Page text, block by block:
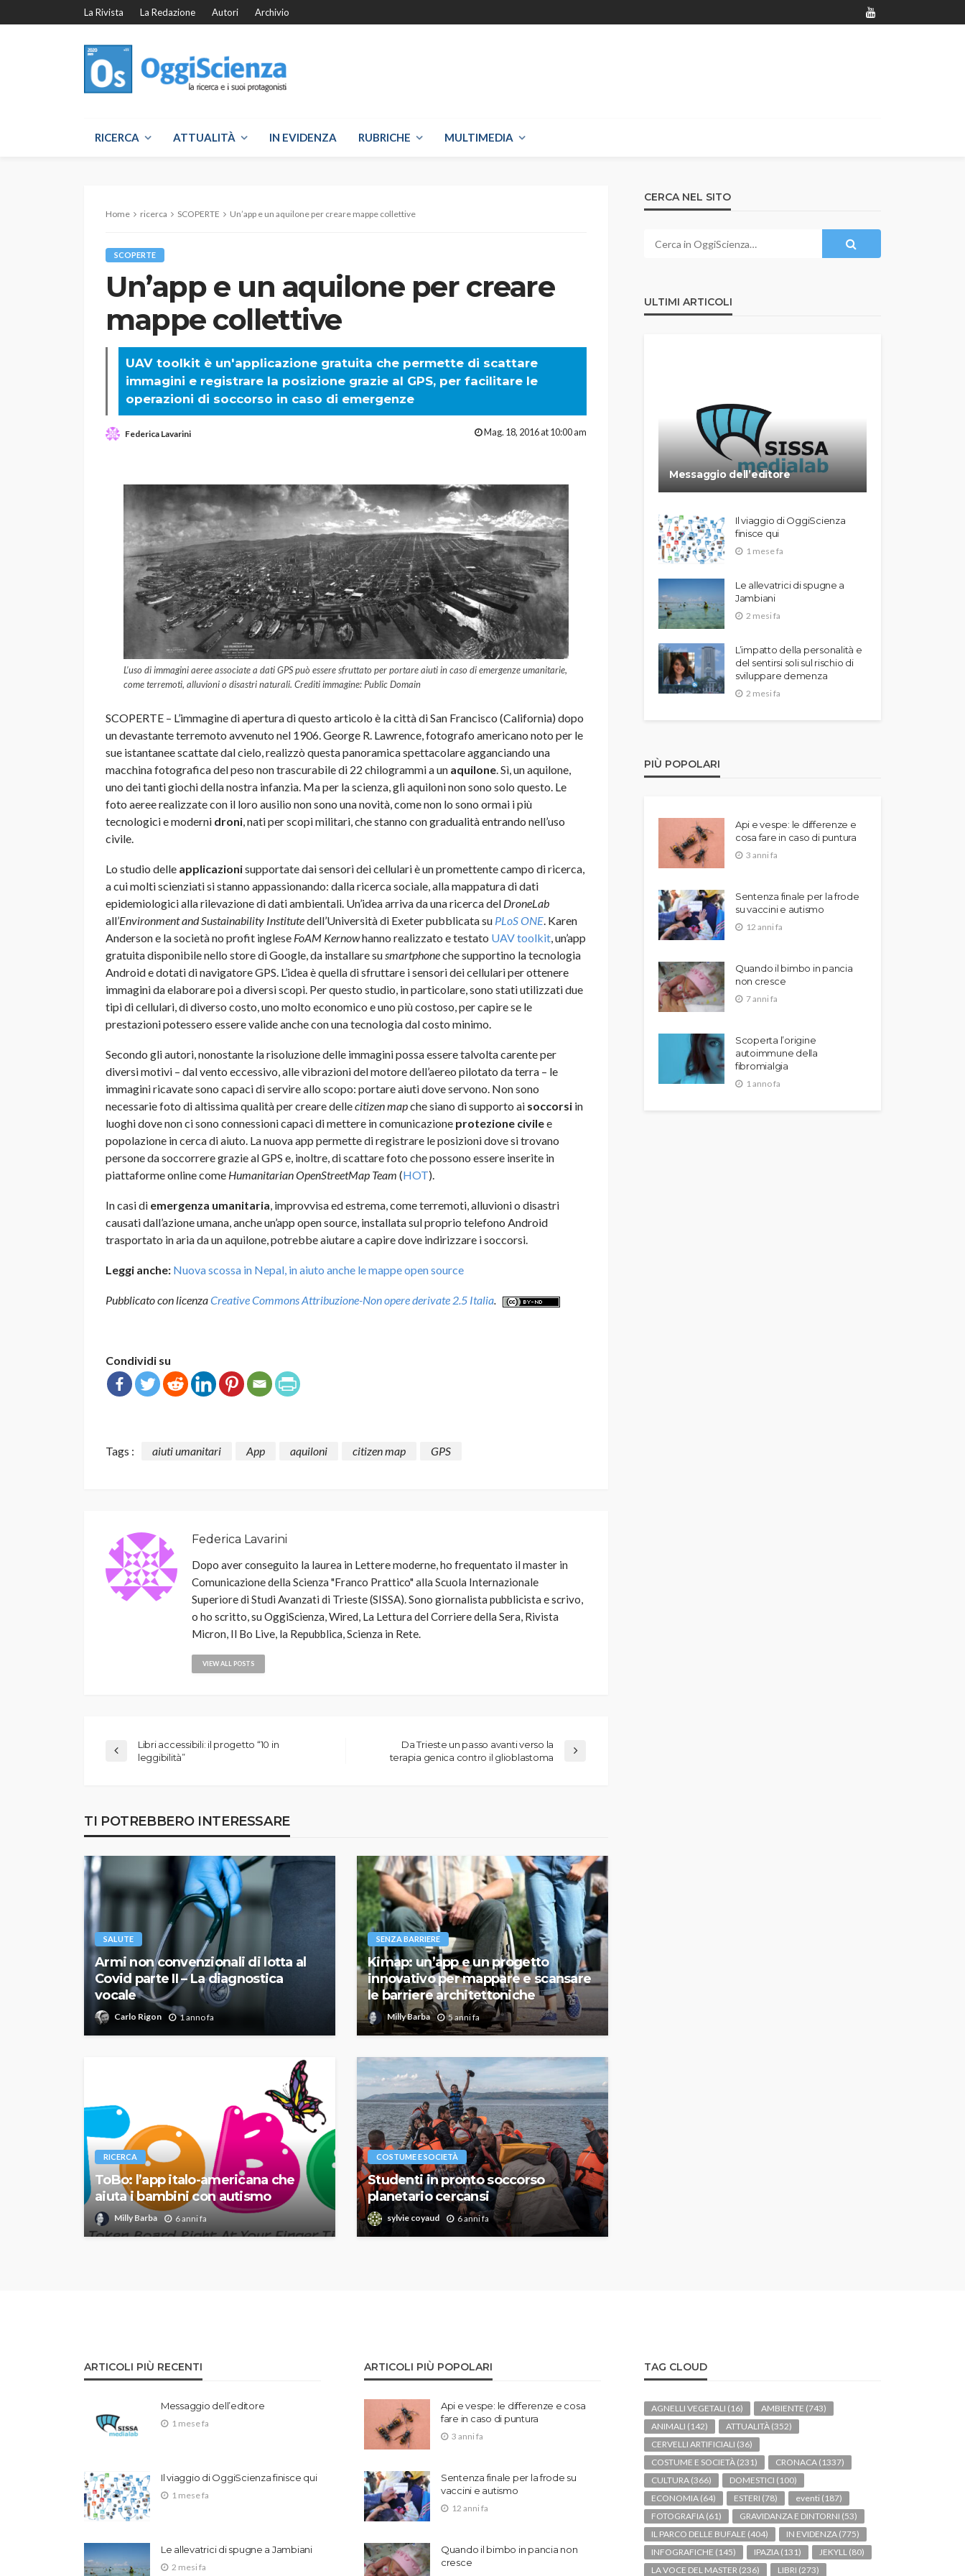
La Rivista La Redazione Autori Archivio
RICERCA ATTUALITÀ IN EVIDENZA RUBRICHE MULTIMEDIA
Home ricerca SCOPERTE Un’app e un aquilone per creare mappe collettive
SCOPERTE
Un’app e un aquilone per creare
mappe collettive
UAV toolkit è un'applicazione gratuita che permette di scattare
immagini e registrare la posizione grazie al GPS, per facilitare le
operazioni di soccorso in caso di emergenze
Federica Lavarini Mag. 18, 2016 at 10:00 am
L’uso di immagini aeree associate a dati GPS può essere sfruttato per portare aiuti in caso di emergenze umanitarie,
come terremoti, alluvioni o disastri naturali. Crediti immagine: Public Domain
SCOPERTE – L’immagine di apertura di questo articolo è la città di San Francisco (California) dopo
un devastante terremoto avvenuto nel 1906. George R. Lawrence, fotografo americano noto per le
sue istantanee scattate dal cielo, realizzò questa panoramica spettacolare agganciando una
macchina fotografica del peso non trascurabile di 22 chilogrammi a un aquilone. Sì, un aquilone,
uno dei tanti giochi della nostra infanzia. Ma per la scienza, gli aquiloni non sono solo questo. Le
foto aeree realizzate con il loro ausilio non sono una novità, come non lo sono ormai i più
tecnologici e moderni droni, nati per scopi militari, che stanno con gradualità entrando nell’uso
civile.
Lo studio delle applicazionisupportate dai sensori dei cellulari è un promettente campo di ricerca,
a cui molti scienziati si stanno appassionando: dalla ricerca sociale, alla mappatura di dati
epidemiologici alla rilevazione di dati ambientali. Un’idea arriva da una ricerca del DroneLab
all’Environment and Sustainability Institutedell’Università di Exeter pubblicata su PLoS ONE. Karen
Anderson e la società no profit inglese FoAM Kernowhanno realizzato e testato UAV toolkit, un’app
gratuita disponibile nello store di Google, da installare susmartphoneche supportino la tecnologia
Android e dotati di navigatore GPS. L’idea è quella di sfruttare i sensori dei cellulari per ottenere
immagini da elaborare poi a diversi scopi. Per questo studio, in particolare, sono stati utilizzati due
tipi di cellulari, di diverso costo, uno molto economico e uno più costoso, per capire se le
prestazioni potessero essere valide anche con una tecnologia dal costo minimo.
Secondo gli autori, nonostante la risoluzione delle immagini possa essere talvolta carente per
diversi motivi – dal vento eccessivo, alle vibrazioni del motore dell’aereo pilotato da terra – le
immagini ricavate sono capaci di servire allo scopo: portare aiuti dove servono. Non sono
necessarie foto di altissima qualità per creare dellecitizen mapche siano di supporto ai soccorsi in
luoghi dove non ci sono connessioni capaci di mettere in comunicazione protezione civilee
popolazione in cerca di aiuto. La nuova app permette di registrare le posizioni dove si trovano
persone da soccorrere grazie al GPS e, inoltre, di scattare foto che possono essere inserite in
piattaforme online come Humanitarian OpenStreetMap Team (HOT).
In casi di emergenza umanitaria, improvvisa ed estrema, come terremoti, alluvioni o disastri
causati dall’azione umana, anche un’app open source, installata sul proprio telefono Android
trasportato in aria da un aquilone, potrebbe aiutare a capire dove indirizzare i soccorsi.
Leggi anche: Nuova scossa in Nepal, in aiuto anche le mappe open source
Pubblicato con licenzaCreative Commons Attribuzione-Non opere derivate 2.5 Italia.
Condividi su
Tags : aiuti umanitari App aquiloni citizen map GPS
Federica Lavarini
Dopo aver conseguito la laurea in Lettere moderne, ho frequentato il master in
Comunicazione della Scienza "Franco Prattico" alla Scuola Internazionale
Superiore di Studi Avanzati di Trieste (SISSA). Sono giornalista pubblicista e scrivo,
o ho scritto, su OggiScienza, Wired, La Lettura del Corriere della Sera, Rivista
Micron, Il Bo Live, la Repubblica, Scienza in Rete.
VIEW ALL POSTS
Libri accessibili: il progetto “10 in
leggibilità”
Da Trieste un passo avanti verso la
terapia genica contro il glioblastoma
TI POTREBBERO INTERESSARE
SALUTE
Armi non convenzionali di lotta al
Covid parte II – La diagnostica
vocale
Carlo Rigon 1 anno fa
SENZA BARRIERE
Kimap: un’app e un progetto
innovativo per mappare e scansare
le barriere architettoniche
Milly Barba 5 anni fa
RICERCA
ToBo: l’app italo-americana che
aiuta i bambini con autismo
Milly Barba 6 anni fa
COSTUME E SOCIETÀ
Studenti in pronto soccorso
planetario cercansi
sylvie coyaud 6 anni fa
CERCA NEL SITO
ULTIMI ARTICOLI
Messaggio dell’editore
Il viaggio di OggiScienza
finisce qui
1 mese fa
Le allevatrici di spugne a
Jambiani
2 mesi fa
L’impatto della personalità e
del sentirsi soli sul rischio di
sviluppare demenza
2 mesi fa
PIÙ POPOLARI
Api e vespe: le differenze e
cosa fare in caso di puntura
3 anni fa
Sentenza finale per la frode
su vaccini e autismo
12 anni fa
Quando il bimbo in pancia
non cresce
7 anni fa
Scoperta l’origine
autoimmune della
fibromialgia
1 anno fa
ARTICOLI PIÙ RECENTI
Messaggio dell’editore
1 mese fa
Il viaggio di OggiScienza finisce qui
1 mese fa
Le allevatrici di spugne a Jambiani
2 mesi fa
ARTICOLI PIÙ POPOLARI
Api e vespe: le differenze e cosa
fare in caso di puntura
3 anni fa
Sentenza finale per la frode su
vaccini e autismo
12 anni fa
Quando il bimbo in pancia non
cresce
TAG CLOUD
AGNELLI VEGETALI (16) AMBIENTE (743)
ANIMALI (142) ATTUALITÀ (352)
CERVELLI ARTIFICIALI (36)
COSTUME E SOCIETÀ (231) CRONACA (1337)
CULTURA (366) DOMESTICI (100)
ECONOMIA (64) ESTERI (78) eventi (187)
FOTOGRAFIA (61) GRAVIDANZA E DINTORNI (53)
IL PARCO DELLE BUFALE (404) IN EVIDENZA (775)
INFOGRAFICHE (145) IPAZIA (131) JEKYLL (80)
LA VOCE DEL MASTER (236) LIBRI (273)